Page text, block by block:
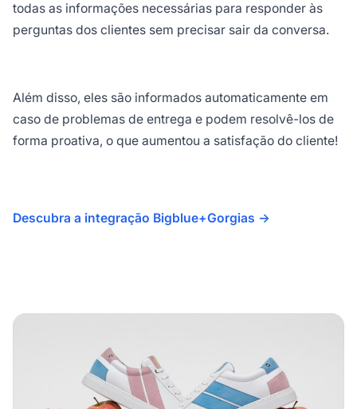
todas as informações necessárias para responder às
perguntas dos clientes sem precisar sair da conversa.
Além disso, eles são informados automaticamente em
caso de problemas de entrega e podem resolvê-los de
forma proativa, o que aumentou a satisfação do cliente!
Descubra a integração Bigblue+Gorgias ->